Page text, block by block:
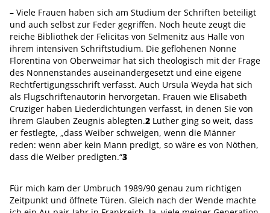
– Viele Frauen haben sich am Studium der Schriften beteiligt
und auch selbst zur Feder gegriffen. Noch heute zeugt die
reiche Bibliothek der Felicitas von Selmenitz aus Halle von
ihrem intensiven Schriftstudium. Die geflohenen Nonne
Florentina von Oberweimar hat sich theologisch mit der Frage
des Nonnenstandes auseinandergesetzt und eine ­eigene
Rechtfertigungsschrift verfasst. Auch Ursula Weyda hat sich
als Flug­schriftenautorin hervorgetan. Frauen wie Elisabeth
Cruziger haben Liederdichtungen verfasst, in denen Sie von
ihrem Glauben Zeugnis ablegten.2 Luther ging so weit, dass
er festlegte, „dass Weiber schweigen, wenn die Männer
reden: wenn aber kein Mann predigt, so wäre es von Nöthen,
dass die Weiber pre­digten.“3
Für mich kam der Umbruch 1989/90 genau zum richtigen
Zeitpunkt und öffnete Türen. Gleich nach der Wende machte